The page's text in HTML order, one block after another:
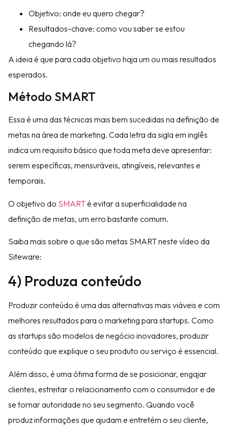
Objetivo: onde eu quero chegar?
Resultados-chave: como vou saber se estou
chegando lá?
A ideia é que para cada objetivo haja um ou mais resultados
esperados.
Método SMART
Essa é uma das técnicas mais bem sucedidas na definição de
metas na área de marketing. Cada letra da sigla em inglês
indica um requisito básico que toda meta deve apresentar:
serem específicas, mensuráveis, atingíveis, relevantes e
temporais.
O objetivo do SMARTé evitar a superficialidade na
definição de metas, um erro bastante comum.
Saiba mais sobre o que são metas SMART neste vídeo da
Siteware:
4) Produza conteúdo
Produzir conteúdo é uma das alternativas mais viáveis e com
melhores resultados para o marketing para startups. Como
as startups são modelos de negócio inovadores, produzir
conteúdo que explique o seu produto ou serviço é essencial.
Além disso, é uma ótima forma de se posicionar, engajar
clientes, estreitar o relacionamento com o consumidor e de
se tornar autoridade no seu segmento. Quando você
produz informações que ajudam e entretém o seu cliente,